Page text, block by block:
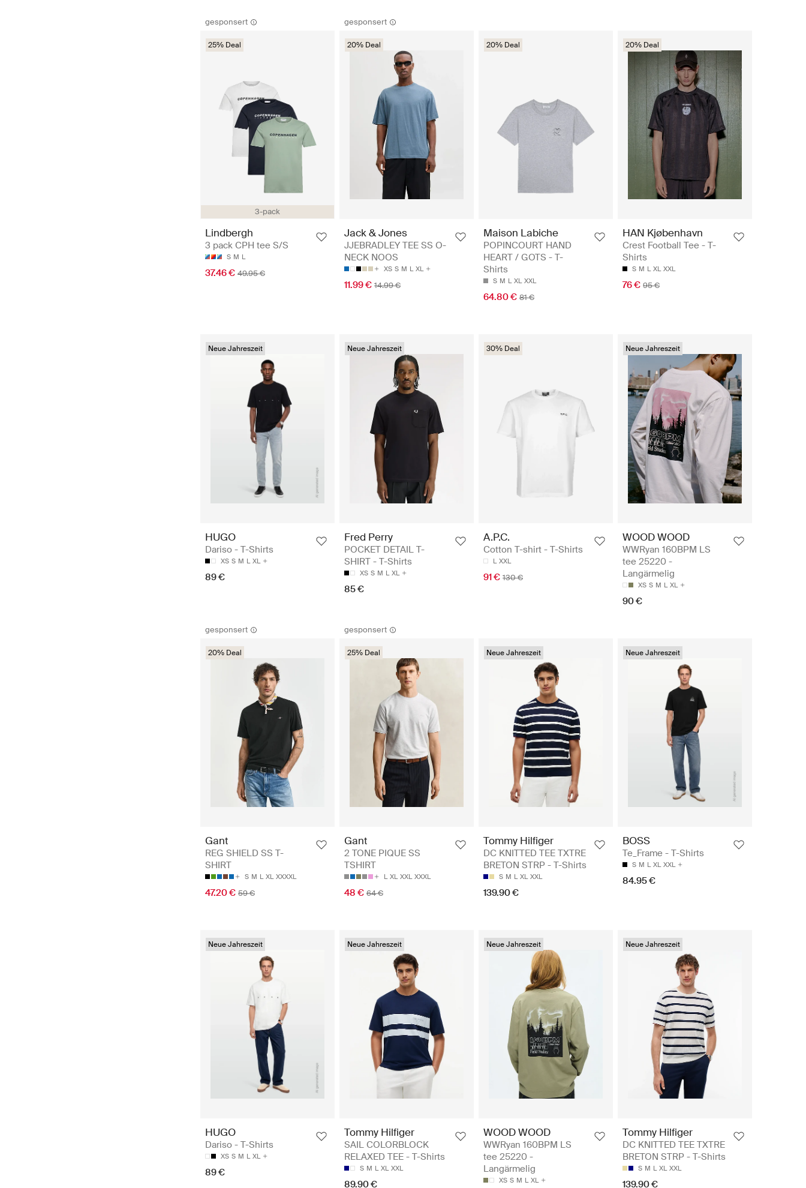
gesponsert
3-pack
25% Deal
Lindbergh
3 pack CPH tee S/S
S M L
37.46 € 49.95 €
gesponsert
20% Deal
Jack & Jones
JJEBRADLEY TEE SS O-
NECK NOOS
XS S M L XL
11.99 € 14.99 €
20% Deal
Maison Labiche
POPINCOURT HAND
HEART / GOTS - T-
Shirts
S M L XL XXL
64.80 € 81 €
20% Deal
HAN Kjøbenhavn
Crest Football Tee - T-
Shirts
S M L XL XXL
76 € 95 €
Neue Jahreszeit
HUGO
Dariso - T-Shirts
XS S M L XL
89 €
Neue Jahreszeit
Fred Perry
POCKET DETAIL T-
SHIRT - T-Shirts
XS S M L XL
85 €
30% Deal
A.P.C.
Cotton T-shirt - T-Shirts
L XXL
91 € 130 €
Neue Jahreszeit
WOOD WOOD
WWRyan 160BPM LS
tee 25220 -
Langärmelig
XS S M L XL
90 €
gesponsert
20% Deal
Gant
REG SHIELD SS T-
SHIRT
S M L XL XXXXL
47.20 € 59 €
gesponsert
25% Deal
Gant
2 TONE PIQUE SS
TSHIRT
L XL XXL XXXL
48 € 64 €
Neue Jahreszeit
Tommy Hilfiger
DC KNITTED TEE TXTRE
BRETON STRP - T-Shirts
S M L XL XXL
139.90 €
Neue Jahreszeit
BOSS
Te_Frame - T-Shirts
S M L XL XXL
84.95 €
Neue Jahreszeit
HUGO
Dariso - T-Shirts
XS S M L XL
89 €
Neue Jahreszeit
Tommy Hilfiger
SAIL COLORBLOCK
RELAXED TEE - T-Shirts
S M L XL XXL
89.90 €
Neue Jahreszeit
WOOD WOOD
WWRyan 160BPM LS
tee 25220 -
Langärmelig
XS S M L XL
Neue Jahreszeit
Tommy Hilfiger
DC KNITTED TEE TXTRE
BRETON STRP - T-Shirts
S M L XL XXL
139.90 €